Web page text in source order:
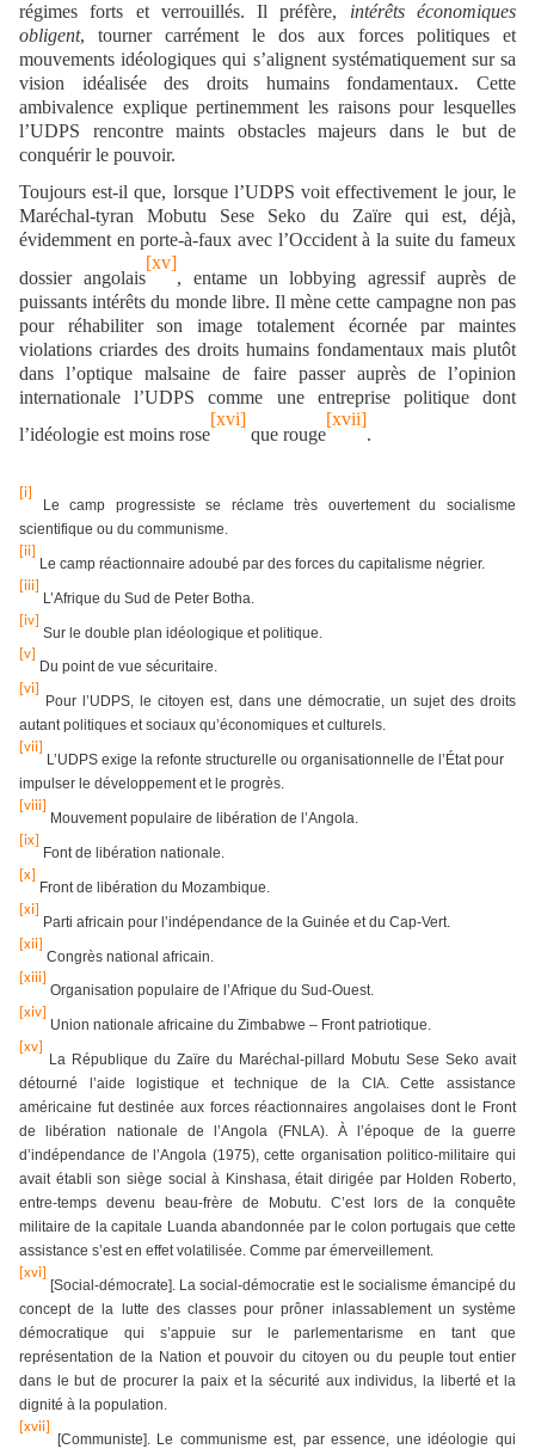
régimes forts et verrouillés. Il préfère, intérêts économiques
obligent, tourner carrément le dos aux forces politiques et
mouvements idéologiques qui s’alignent systématiquement sur sa
vision idéalisée des droits humains fondamentaux. Cette
ambivalence explique pertinemment les raisons pour lesquelles
l’UDPS rencontre maints obstacles majeurs dans le but de
conquérir le pouvoir.
Toujours est-il que, lorsque l’UDPS voit effectivement le jour, le
Maréchal-tyran Mobutu Sese Seko du Zaïre qui est, déjà,
évidemment en porte-à-faux avec l’Occident à la suite du fameux
dossier angolais
[xv]
, entame un lobbying agressif auprès de
puissants intérêts du monde libre. Il mène cette campagne non pas
pour réhabiliter son image totalement écornée par maintes
violations criardes des droits humains fondamentaux mais plutôt
dans l’optique malsaine de faire passer auprès de l’opinion
internationale l’UDPS comme une entreprise politique dont
l’idéologie est moins rose
[xvi]
que rouge
[xvii]
.
[i]
Le camp progressiste se réclame très ouvertement du socialisme
scientifique ou du communisme.
[ii]
Le camp réactionnaire adoubé par des forces du capitalisme négrier.
[iii]
L’Afrique du Sud de Peter Botha.
[iv]
Sur le double plan idéologique et politique.
[v]
Du point de vue sécuritaire.
[vi]
Pour l’UDPS, le citoyen est, dans une démocratie, un sujet des droits
autant politiques et sociaux qu’économiques et culturels.
[vii]
L’UDPS exige la refonte structurelle ou organisationnelle de l’État pour
impulser le développement et le progrès.
[viii]
Mouvement populaire de libération de l’Angola.
[ix]
Font de libération nationale.
[x]
Front de libération du Mozambique.
[xi]
Parti africain pour l’indépendance de la Guinée et du Cap-Vert.
[xii]
Congrès national africain.
[xiii]
Organisation populaire de l’Afrique du Sud-Ouest.
[xiv]
Union nationale africaine du Zimbabwe – Front patriotique.
[xv]
La République du Zaïre du Maréchal-pillard Mobutu Sese Seko avait
détourné l’aide logistique et technique de la CIA. Cette assistance
américaine fut destinée aux forces réactionnaires angolaises dont le Front
de libération nationale de l’Angola (FNLA). À l’époque de la guerre
d’indépendance de l’Angola (1975), cette organisation politico-militaire qui
avait établi son siège social à Kinshasa, était dirigée par Holden Roberto,
entre-temps devenu beau-frère de Mobutu. C’est lors de la conquête
militaire de la capitale Luanda abandonnée par le colon portugais que cette
assistance s’est en effet volatilisée. Comme par émerveillement.
[xvi]
[Social-démocrate]. La social-démocratie est le socialisme émancipé du
concept de la lutte des classes pour prôner inlassablement un système
démocratique qui s’appuie sur le parlementarisme en tant que
représentation de la Nation et pouvoir du citoyen ou du peuple tout entier
dans le but de procurer la paix et la sécurité aux individus, la liberté et la
dignité à la population.
[xvii]
[Communiste]. Le communisme est, par essence, une idéologie qui